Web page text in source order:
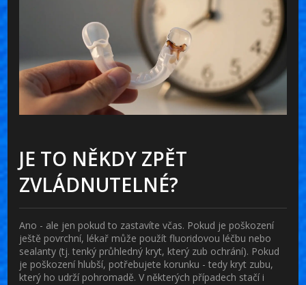
JE TO NĚKDY ZPĚT
ZVLÁDNUTELNÉ?
Ano - ale jen pokud to zastavíte včas. Pokud je poškození
ještě povrchní, lékař může použítfluoridovou léčbu nebo
sealanty (tj. tenký průhledný kryt, který zub ochrání). Pokud
je poškození hlubší, potřebujete korunku - tedy kryt zubu,
který ho udrží pohromadě. V některých případech stačí i